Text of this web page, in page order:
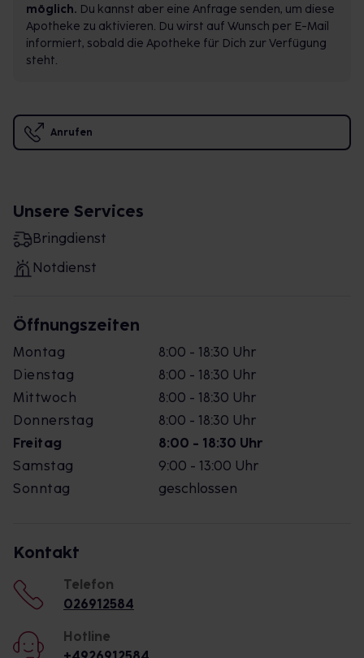
möglich. Du kannst aber eine Anfrage senden, um diese
Apotheke zu aktivieren. Du wirst auf Wunsch per E-Mail
informiert, sobald die Apotheke für Dich zur Verfügung
steht.
Anrufen
Unsere Services
Bringdienst
Notdienst
Öffnungszeiten
Montag
8:00 - 18:30 Uhr
Dienstag
8:00 - 18:30 Uhr
Mittwoch
8:00 - 18:30 Uhr
Donnerstag
8:00 - 18:30 Uhr
Freitag
8:00 - 18:30 Uhr
Samstag
9:00 - 13:00 Uhr
Sonntag
geschlossen
Kontakt
Telefon
026912584
Hotline